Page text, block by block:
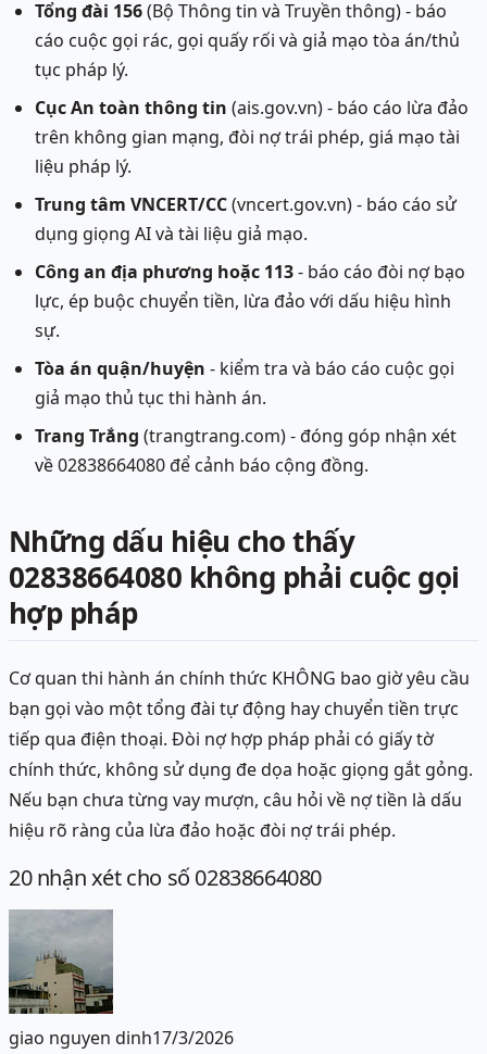
Tổng đài 156(Bộ Thông tin và Truyền thông) - báo
cáo cuộc gọi rác, gọi quấy rối và giả mạo tòa án/thủ
tục pháp lý.
Cục An toàn thông tin (ais.gov.vn) - báo cáo lừa đảo
trên không gian mạng, đòi nợ trái phép, giá mạo tài
liệu pháp lý.
Trung tâm VNCERT/CC(vncert.gov.vn) - báo cáo sử
dụng giọng AI và tài liệu giả mạo.
Công an địa phương hoặc 113- báo cáo đòi nợ bạo
lực, ép buộc chuyển tiền, lừa đảo với dấu hiệu hình
sự.
Tòa án quận/huyện - kiểm tra và báo cáo cuộc gọi
giả mạo thủ tục thi hành án.
Trang Trắng (trangtrang.com) - đóng góp nhận xét
về 02838664080 để cảnh báo cộng đồng.
Những dấu hiệu cho thấy
02838664080 không phải cuộc gọi
hợp pháp
Cơ quan thi hành án chính thức KHÔNG bao giờ yêu cầu
bạn gọi vào một tổng đài tự động hay chuyển tiền trực
tiếp qua điện thoại. Đòi nợ hợp pháp phải có giấy tờ
chính thức, không sử dụng đe dọa hoặc giọng gắt gỏng.
Nếu bạn chưa từng vay mượn, câu hỏi về nợ tiền là dấu
hiệu rõ ràng của lừa đảo hoặc đòi nợ trái phép.
20nhận xétcho số 02838664080
giao nguyen dinh17/3/2026